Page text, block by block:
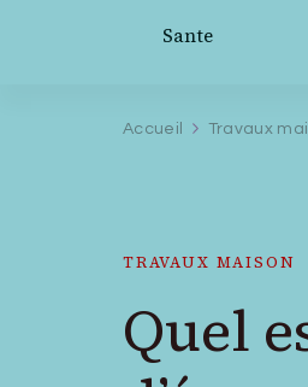
Sante
Accueil Travaux
TRAVAUX MAISON
Quel